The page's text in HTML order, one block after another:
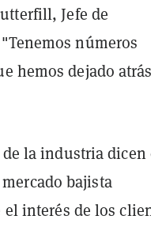
Jefe de
números
hemos dejado
la industria dicen
bajista
interés de los